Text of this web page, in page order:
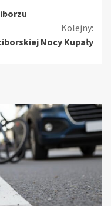
Kolejny:
Nocy Kupały